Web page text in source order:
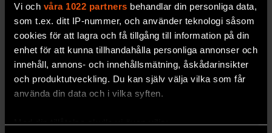
Vi och våra 1022 partners behandlar din personliga data,
som t.ex. ditt IP-nummer, och använder teknologi såsom
cookies för att lagra och få tillgång till information på din
enhet för att kunna tillhandahålla personliga annonser och
innehåll, annons- och innehållsmätning, åskådarinsikter
och produktutveckling. Du kan själv välja vilka som får
använda din data och i vilka syften.
Med din tillåtelse skulle vi även vilja:
”Europa bör bygga egna
databaser för forskning”
Det är riskabeltatt förlita sig på
en biomedicinsk databas
kontrollerad av USA, skriver
medicinhistorikern Nils